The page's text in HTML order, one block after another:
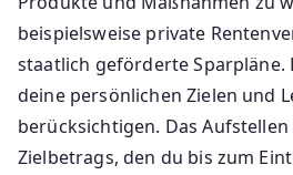
beispielsweise private
staatlich geförderte Sparpläne.
deine persönlichen Zielen und
berücksichtigen. Das
Zielbetrags, den du bis zum